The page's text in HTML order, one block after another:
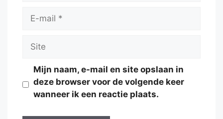
Site
Mijn naam, e-mail en site opslaan in
deze browser voor de volgende keer
wanneer ik een reactie plaats.